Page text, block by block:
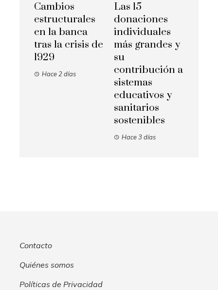
Cambios
estructurales
en la banca
tras la crisis de
1929
Hace 2 días
Las 15
donaciones
individuales
más grandes y
su
contribución a
sistemas
educativos y
sanitarios
sostenibles
Hace 3 días
Contacto
Quiénes somos
Políticas de Privacidad